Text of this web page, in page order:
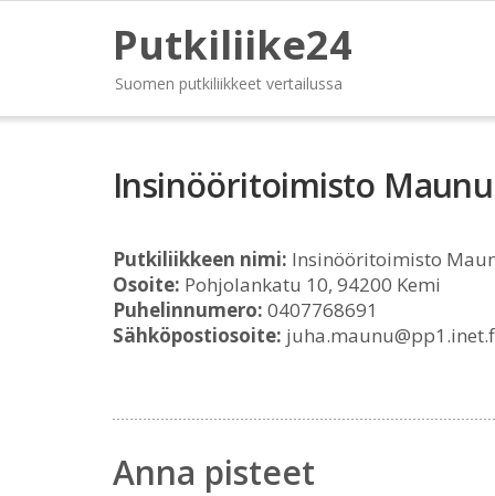
Putkiliike24
Suomen putkiliikkeet vertailussa
Insinööritoimisto Maunu
Putkiliikkeen nimi: Insinööritoimisto
Osoite: Pohjolankatu 10, 94200 Kemi
Puhelinnumero: 0407768691
Sähköpostiosoite:
Anna pisteet